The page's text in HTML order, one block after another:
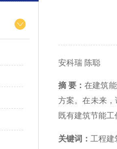
安科瑞 陈聪
摘 要：在建筑
方案。在未来
既有建筑节能工
关键词： 工程建